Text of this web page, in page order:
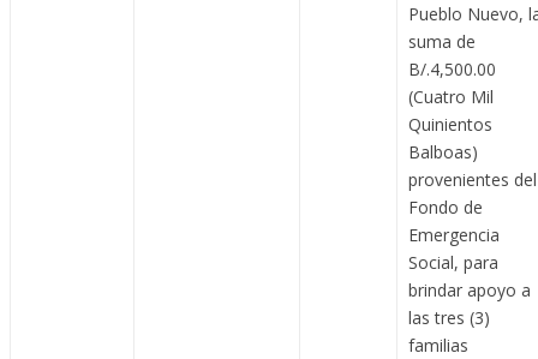
Pueblo Nuevo,
suma de
B/.4,500.00
(Cuatro Mil
Quinientos
Balboas)
provenientes del
Fondo de
Emergencia
Social, para
brindar apoyo a
las tres (3)
familias